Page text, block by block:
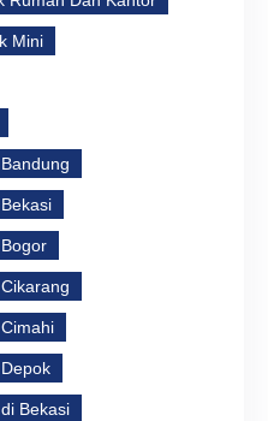
Mini
Bekasi